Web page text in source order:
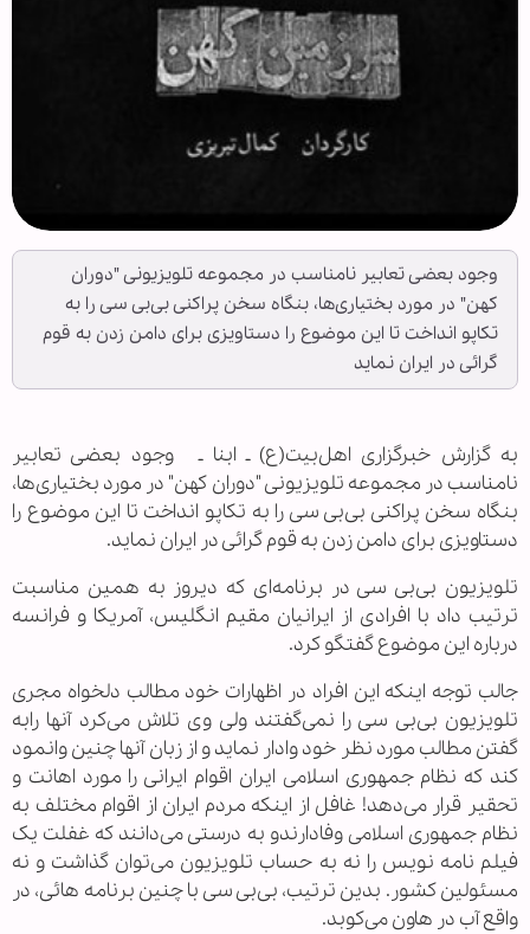
وجود بعضی تعابیر نامناسب در مجموعه تلویزیونی "دوران
کهن" در مورد بختیاری‌ها، بنگاه سخن پراکنی بی‌بی سی را به
تکاپو انداخت تا این موضوع را دستاویزی برای دامن زدن به قوم
گرائی در ایران نماید
به گزارش خبرگزاری اهل‌بیت(ع) ـ ابنا ـ وجود بعضی تعابیر
نامناسب در مجموعه تلویزیونی "دوران کهن" در مورد بختیاری‌ها،
بنگاه سخن پراکنی بی‌بی سی را به تکاپو انداخت تا این موضوع را
دستاویزی برای دامن زدن به قوم گرائی در ایران نماید.
تلویزیون بی‌بی سی در برنامه‌ای که دیروز به همین مناسبت
ترتیب داد با افرادی از ایرانیان مقیم انگلیس، آمریکا و فرانسه
درباره این موضوع گفتگو کرد.
جالب توجه اینکه این افراد در اظهارات خود مطالب دلخواه مجری
تلویزیون بی‌بی سی را نمی‌گفتند ولی وی تلاش می‌کرد آنها رابه
گفتن مطالب مورد نظر خود وادار نماید و از زبان آنها چنین وانمود
کند که نظام جمهوری اسلامی ایران اقوام ایرانی را مورد اهانت و
تحقیر قرار می‌دهد! غافل از اینکه مردم ایران از اقوام مختلف به
نظام جمهوری اسلامی وفادارندو به درستی می‌دانند که غفلت یک
فیلم نامه نویس را نه به حساب تلویزیون می‌توان گذاشت و نه
مسئولین کشور. بدین ترتیب، بی‌بی سی با چنین برنامه هائی، در
واقع آب در هاون می‌کوبد.